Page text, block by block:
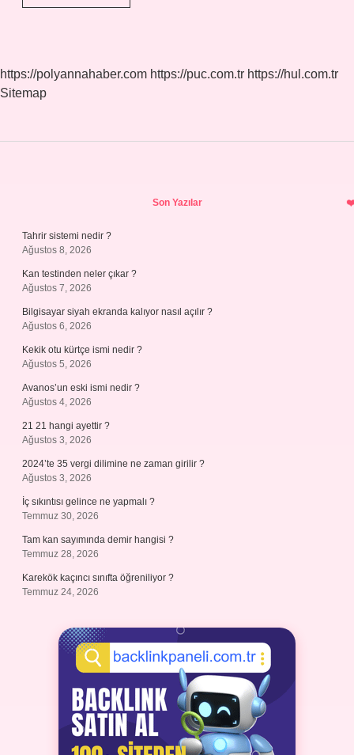
Sarkması
https://polyannahaber.com https://puc.com.tr https://hul.com.tr
Sitemap
Son Yazılar
Tahrir sistemi nedir ?
Ağustos 8, 2026
Kan testinden neler çıkar ?
Ağustos 7, 2026
Bilgisayar siyah ekranda kalıyor nasıl açılır ?
Ağustos 6, 2026
Kekik otu kürtçe ismi nedir ?
Ağustos 5, 2026
Avanos’un eski ismi nedir ?
Ağustos 4, 2026
21 21 hangi ayettir ?
Ağustos 3, 2026
2024’te 35 vergi dilimine ne zaman girilir ?
Ağustos 3, 2026
İç sıkıntısı gelince ne yapmalı ?
Temmuz 30, 2026
Tam kan sayımında demir hangisi ?
Temmuz 28, 2026
Karekök kaçıncı sınıfta öğreniliyor ?
Temmuz 24, 2026